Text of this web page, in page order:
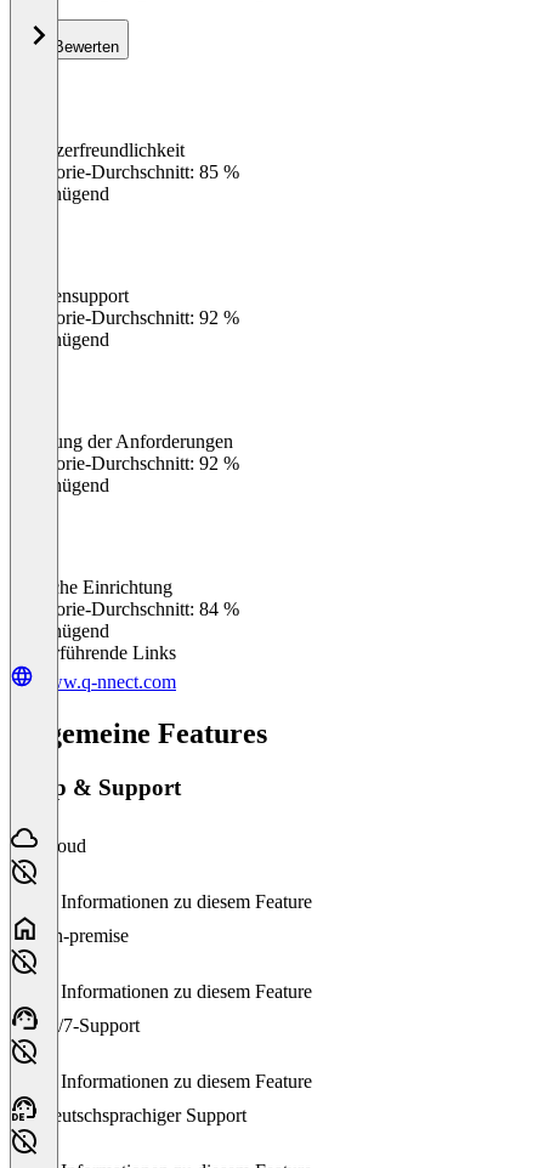
Bewerten
Benutzerfreundlichkeit
Kategorie-Durchschnitt: 85 %
Ungenügend
Kundensupport
Kategorie-Durchschnitt: 92 %
Ungenügend
Erfüllung der Anforderungen
Kategorie-Durchschnitt: 92 %
Ungenügend
Einfache Einrichtung
Kategorie-Durchschnitt: 84 %
Ungenügend
Weiterführende Links
www.q-nnect.com
Allgemeine Features
Setup & Support
Cloud
Keine Informationen zu diesem Feature
On-premise
Keine Informationen zu diesem Feature
24/7-Support
Keine Informationen zu diesem Feature
Deutschsprachiger Support